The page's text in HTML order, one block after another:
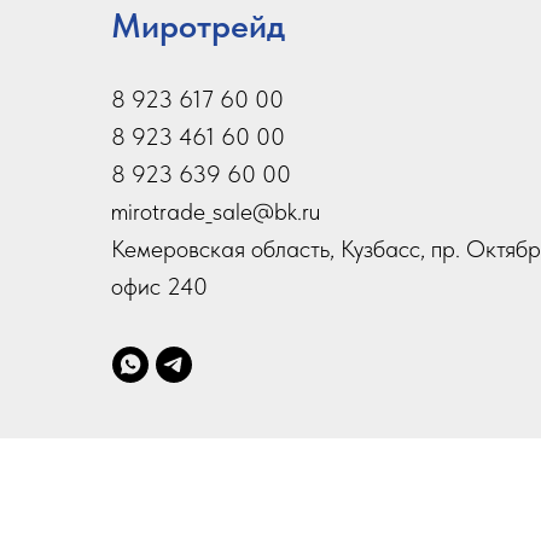
Миротрейд
8 923 617 60 00
8 923 461 60 00
8 923 639 60 00
mirotrade_sale@bk.ru
Кемеровская область, Кузбасс, пр.
офис 240